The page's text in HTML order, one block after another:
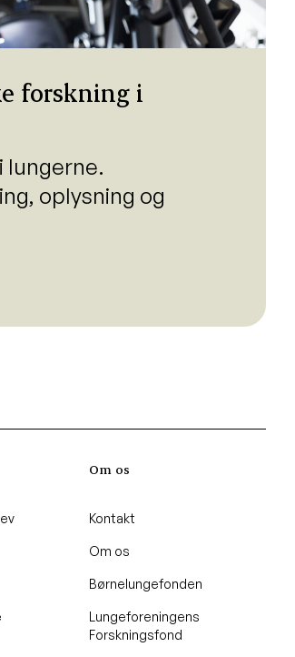
forskning i
lungerne.
oplysning og
Om os
Kontakt
Om os
Børnelungefonden
Lungeforeningens
Forskningsfond